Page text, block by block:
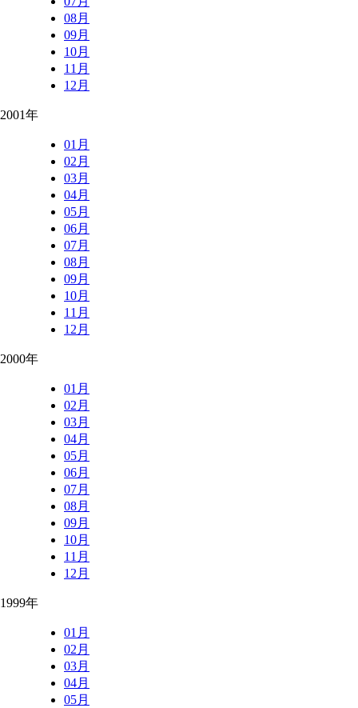
08月
09月
10月
11月
12月
2001年
01月
02月
03月
04月
05月
06月
07月
08月
09月
10月
11月
12月
2000年
01月
02月
03月
04月
05月
06月
07月
08月
09月
10月
11月
12月
1999年
01月
02月
03月
04月
05月